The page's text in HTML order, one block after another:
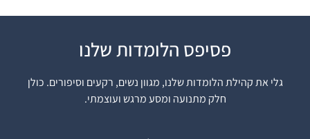
פסיפס הלומדות שלנו
גלי את קהילת הלומדות שלנו, מגוון נשים, רקעים וסיפורים. כולן
חלק מתנועה ומסע מרגש ועוצמתי.
לימוד הדף היומי,
נחשפתי לחגיגות
המרגשות באירועי הסיום
ברחבי העולם. והבטחתי
חנה שחם-רוזבי